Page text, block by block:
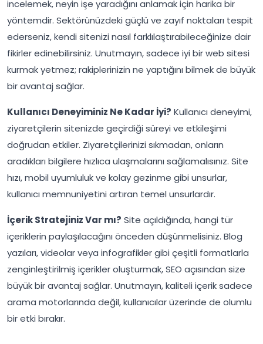
incelemek, neyin işe yaradığını anlamak için harika bir
yöntemdir. Sektörünüzdeki güçlü ve zayıf noktaları tespit
ederseniz, kendi sitenizi nasıl farklılaştırabileceğinize dair
fikirler edinebilirsiniz. Unutmayın, sadece iyi bir web sitesi
kurmak yetmez; rakiplerinizin ne yaptığını bilmek de büyük
bir avantaj sağlar.
Kullanıcı Deneyiminiz Ne Kadar İyi? Kullanıcı deneyimi,
ziyaretçilerin sitenizde geçirdiği süreyi ve etkileşimi
doğrudan etkiler. Ziyaretçilerinizi sıkmadan, onların
aradıkları bilgilere hızlıca ulaşmalarını sağlamalısınız. Site
hızı, mobil uyumluluk ve kolay gezinme gibi unsurlar,
kullanıcı memnuniyetini artıran temel unsurlardır.
İçerik Stratejiniz Var mı? Site açıldığında, hangi tür
içeriklerin paylaşılacağını önceden düşünmelisiniz. Blog
yazıları, videolar veya infografikler gibi çeşitli formatlarla
zenginleştirilmiş içerikler oluşturmak, SEO açısından size
büyük bir avantaj sağlar. Unutmayın, kaliteli içerik sadece
arama motorlarında değil, kullanıcılar üzerinde de olumlu
bir etki bırakır.